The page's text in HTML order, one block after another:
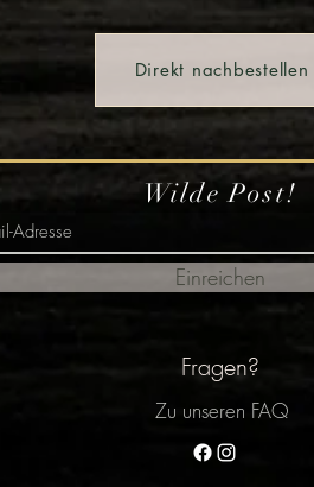
Direkt nachbestellen
Wilde Post!
Einreichen
Fragen?
Zu unseren FAQ